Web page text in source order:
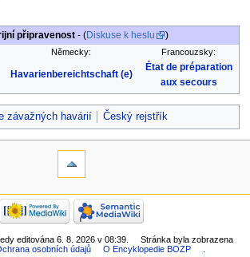
připravenost - (Diskuse k heslu )
Německy: Francouzsky:
Havarienbereichtschaft (e)
État de préparation
aux secours
závažných havárií Český rejstřík
editována 6. 8. 2026 v 08:39.
Stránka byla zobrazena
osobních údajů O Encyklopedie BOZP